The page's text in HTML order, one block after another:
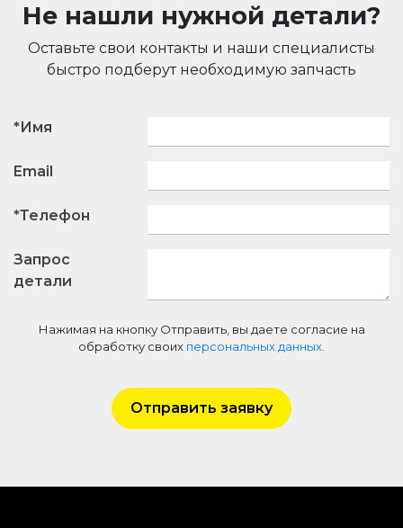
Не нашли нужной детали?
Оставьте свои контакты и наши специалисты
быстро подберут необходимую запчасть
*Имя
Email
*Телефон
Запрос
детали
Нажимая на кнопку Отправить, вы даете согласие на
обработку своих персональных данных
Отправить заявку